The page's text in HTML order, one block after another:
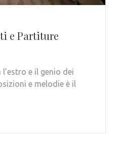
e Partiture
e il genio dei
e melodie è il